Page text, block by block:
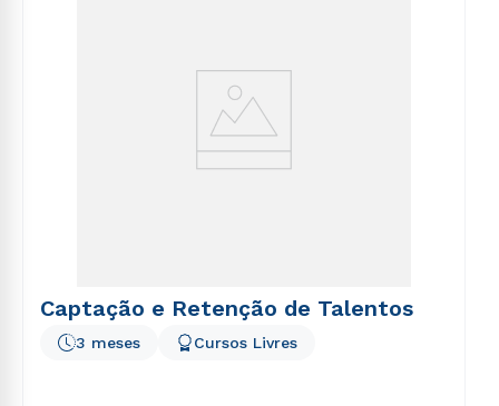
Captação e Retenção de Talentos
3 meses Cursos Livres